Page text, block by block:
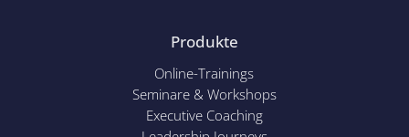
Produkte
Online-Trainings
Seminare & Workshops
Executive Coaching